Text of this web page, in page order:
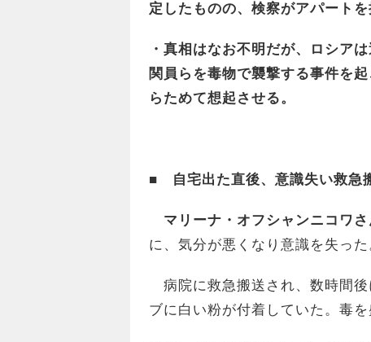
定したものの、検察がアパートを
・真相はなお不明だが、ロシア
関員らを毒物で襲撃する事件を
らためて想起させる。
■ 自宅出た直後、意識失い救急
マリーナ・オフシャンニコワさ
に、気分が悪くなり意識を失った
病院に救急搬送され、数時間後
ブに白い粉が付着していた。毒